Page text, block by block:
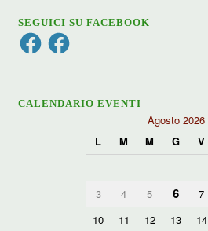
SEGUICI SU FACEBOOK
FacebookFacebook
CALENDARIO EVENTI
Agosto 2026
L
M M G V
3
4 5 6 7
10
11 12 13 14